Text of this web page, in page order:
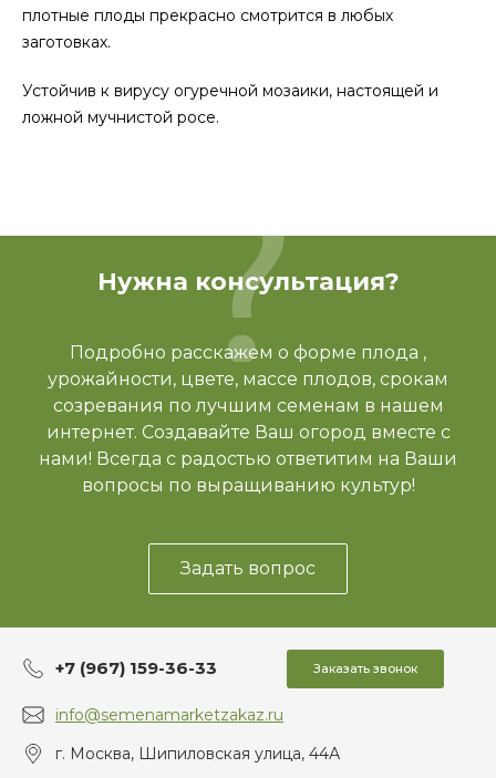
плотные плоды прекрасно смотрится в любых
заготовках.
Устойчив к вирусу огуречной мозаики, настоящей и
ложной мучнистой росе.
Нужна консультация?
Подробно расскажем о форме плода ,
урожайности, цвете, массе плодов, срокам
созревания по лучшим семенам в нашем
интернет. Создавайте Ваш огород вместе с
нами! Всегда с радостью ответитим на Ваши
вопросы по выращиванию культур!
Задать вопрос
+7 (967) 159-36-33 Заказать звонок
info@semenamarketzakaz.ru
г. Москва, Шипиловская улица, 44А